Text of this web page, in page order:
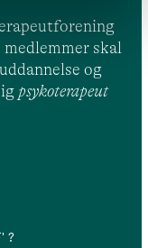
skal
og
psykoterapeut
?